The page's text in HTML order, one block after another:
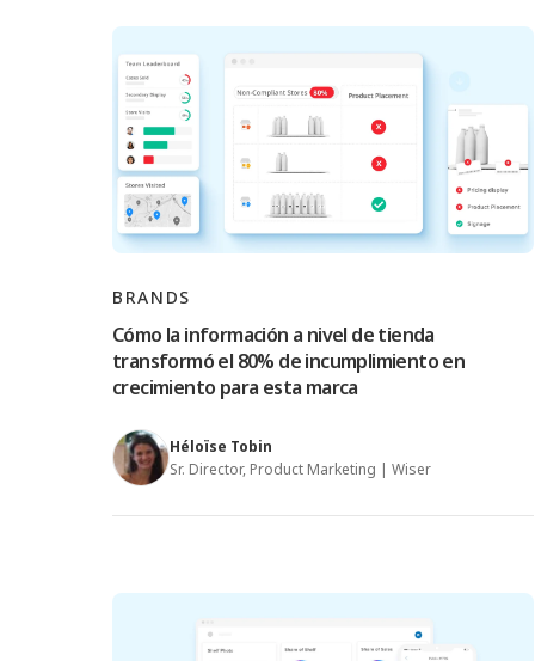
BRANDS
Cómo la información a nivel de tienda
transformó el 80% de incumplimiento en
crecimiento para esta marca
Héloïse Tobin
Sr. Director, Product Marketing | Wiser